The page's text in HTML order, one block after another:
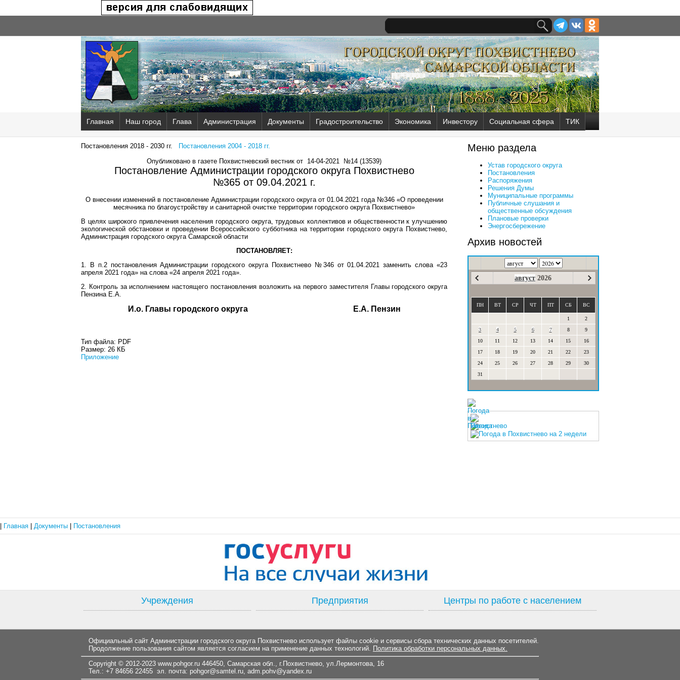
Главная Наш город Глава Администрация Документы Градостроительство Экономика Инвестору Социальная сфера ТИК
Постановления 2018 - 2030 гг.
Постановления 2004 - 2018 гг.
Опубликовано в газете Похвистневский вестник от 14-04-2021 №14 (13539)
Постановление Администрации городского округа Похвистнево
№365 от 09.04.2021 г.
О внесении изменений в постановление Администрации городского округа от 01.04.2021 года №346 «О проведении
месячника по благоустройству и санитарной очистке территории городского округа Похвистнево»
В целях широкого привлечения населения городского округа, трудовых коллективов и общественности к улучшению
экологической обстановки и проведении Всероссийского субботника на территории городского округа Похвистнево,
Администрация городского округа Самарской области
ПОСТАНОВЛЯЕТ:
1. В п.2 постановления Администрации городского округа Похвистнево №346 от 01.04.2021 заменить слова «23
апреля 2021 года» на слова «24 апреля 2021 года».
2. Контроль за исполнением настоящего постановления возложить на первого заместителя Главы городского округа
Пензина Е.А.
И.о. Главы городского округа Е.А. Пензин
Тип файла: PDF
Размер: 26 КБ
Приложение
Меню раздела
Устав городского округа
Постановления
Распоряжения
Решения Думы
Муниципальные программы
Публичные слушания и
общественные обсуждения
Плановые проверки
Энергосбережение
Архив новостей
август 2026
ПН ВТ СР ЧТ ПТ СБ ВС
1
2
3
4 5 6 7 8
9
10
11 12 13 14 15
16
17
18 19 20 21 22
23
24
25 26 27 28 29
30
31
Главная Документы Постановления
Учреждения Предприятия Центры по работе с населением
Официальный сайт Администрации городского округа Похвистнево использует файлы cookie и сервисы сбора технических данных посетителей.
Продолжение пользования сайтом является согласием на применение данных технологий. Политика обработки персональных данных.
Copyright © 2012-2023 www.pohgor.ru 446450, Самарская обл., г.Похвистнево, ул.Лермонтова, 16
Тел.: +7 84656 22455 эл. почта: pohgor@samtel.ru, adm.pohv@yandex.ru